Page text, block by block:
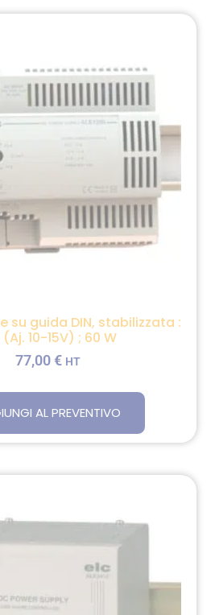
su guida DIN, stabilizzata :
(Aj. 10-15V) ; 60 W
77,00 € HT
AL PREVENTIVO